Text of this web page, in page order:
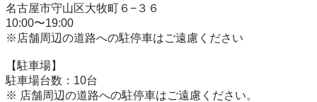
名古屋市守山区大牧町６−３６
10:00〜19:00
※店舗周辺の道路への駐停車はご遠慮ください
【駐⾞場】
駐車場台数：10台
※ 店舗周辺の道路への駐停車はご遠慮ください。